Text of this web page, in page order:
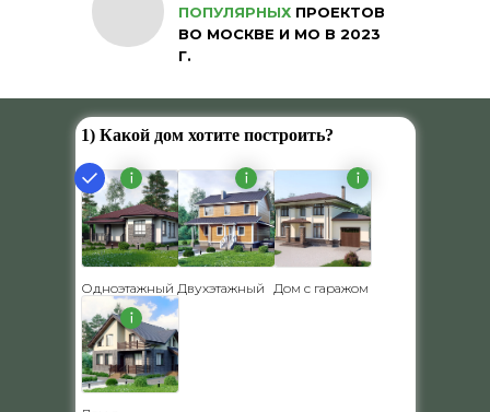
ПОПУЛЯРНЫХ ПРОЕКТОВ
ВО МОСКВЕ И МО В 2023
Г.
1) Какой дом хотите построить?
Одноэтажный Двухэтажный Дом с гаражом